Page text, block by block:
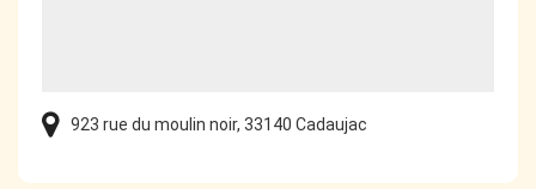
923 rue du moulin noir, 33140 Cadaujac